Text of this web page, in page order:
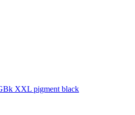
XXL pigment black